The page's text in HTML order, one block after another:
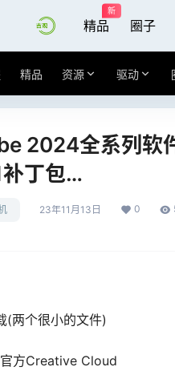
精品
新
圈子
精品 资源 驱动
2024全系列软
丁包…
23年11月13日 0
(两个很小的文件)
方Creative Cloud